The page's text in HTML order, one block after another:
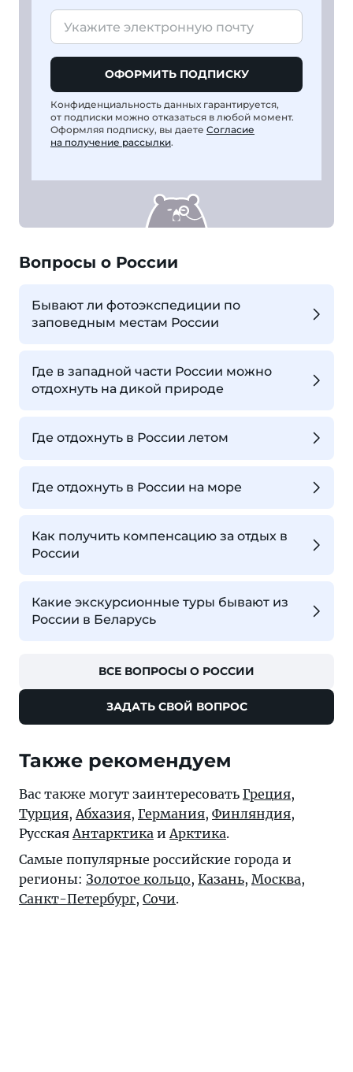
ОФОРМИТЬ ПОДПИСКУ
Конфиденциальность данных гарантируется,
от подписки можно отказаться в любой момент.
Оформляя подписку, вы даете Согласие
на получение рассылки.
Вопросы о России
Бывают ли фотоэкспедиции по
заповедным местам России
Где в западной части России можно
отдохнуть на дикой природе
Где отдохнуть в России летом
Где отдохнуть в России на море
Как получить компенсацию за отдых в
России
Какие экскурсионные туры бывают из
России в Беларусь
ВСЕ ВОПРОСЫ О РОССИИ
ЗАДАТЬ СВОЙ ВОПРОС
Также рекомендуем
Вас также могут заинтересовать Греция,
Турция, Абхазия, Германия, Финляндия,
Русская Антарктика и Арктика.
Самые популярные российские города и
регионы: Золотое кольцо, Казань, Москва,
Санкт-Петербург, Сочи.